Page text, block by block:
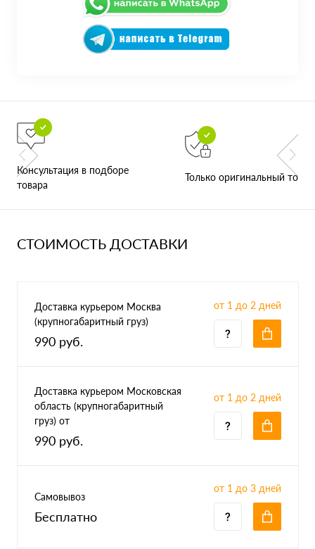
Консультация в подборе
товара
Только оригинальный товар
СТОИМОСТЬ ДОСТАВКИ
Доставка курьером Москва
(крупногабаритный груз)
990 руб.
от 1 до 2 дней
Доставка курьером Московская
область (крупногабаритный
груз) от
990 руб.
от 1 до 2 дней
Самовывоз
Бесплатно
от 1 до 3 дней